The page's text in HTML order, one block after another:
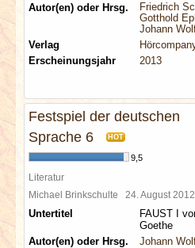
Autor(en) oder Hrsg.
Friedrich
Gotthold
Johann
Verlag
Erscheinungsjahr
2013
Festspiel der deutschen
Sprache 6
HOT
9,5
Literatur
Michael Brinkschulte 24. August 2012
Untertitel
FAUST I
Goethe
Autor(en) oder Hrsg.
Johann